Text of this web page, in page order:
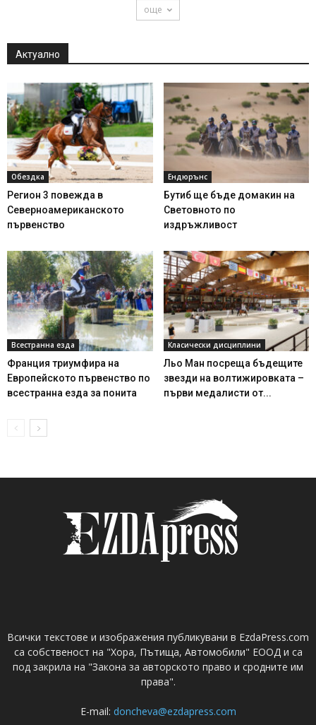
още
Актуално
Обездка
Регион 3 повежда в
Северноамериканското
първенство
Ендюрънс
Бутиб ще бъде домакин на
Световното по
издръжливост
Всестранна езда
Франция триумфира на
Европейското първенство по
всестранна езда за понита
Класически дисциплини
Льо Ман посреща бъдещите
звезди на волтижировката –
първи медалисти от...
Всички текстове и изображения публикувани в EzdaPress.com
са собственост на "Хора, Пътища, Автомобили" ЕООД и са
под закрила на "Закона за авторското право и сродните им
права".
E-mail: doncheva@ezdapress.com